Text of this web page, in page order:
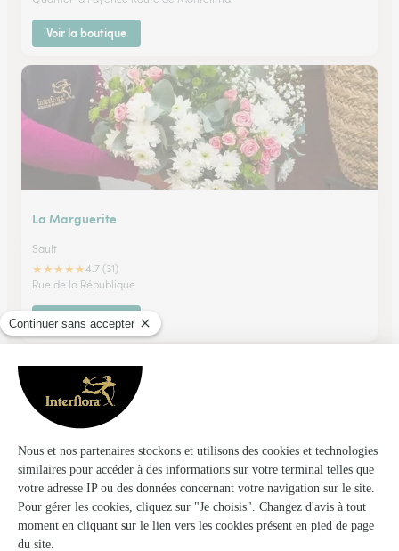
Voir la boutique
La Marguerite
Sault
★★★★★4.7 (31)
Rue de la République
Voir la boutique
A Fleur de Pot
Suze la Rousse